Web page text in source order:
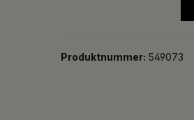
Produktnummer: 549073